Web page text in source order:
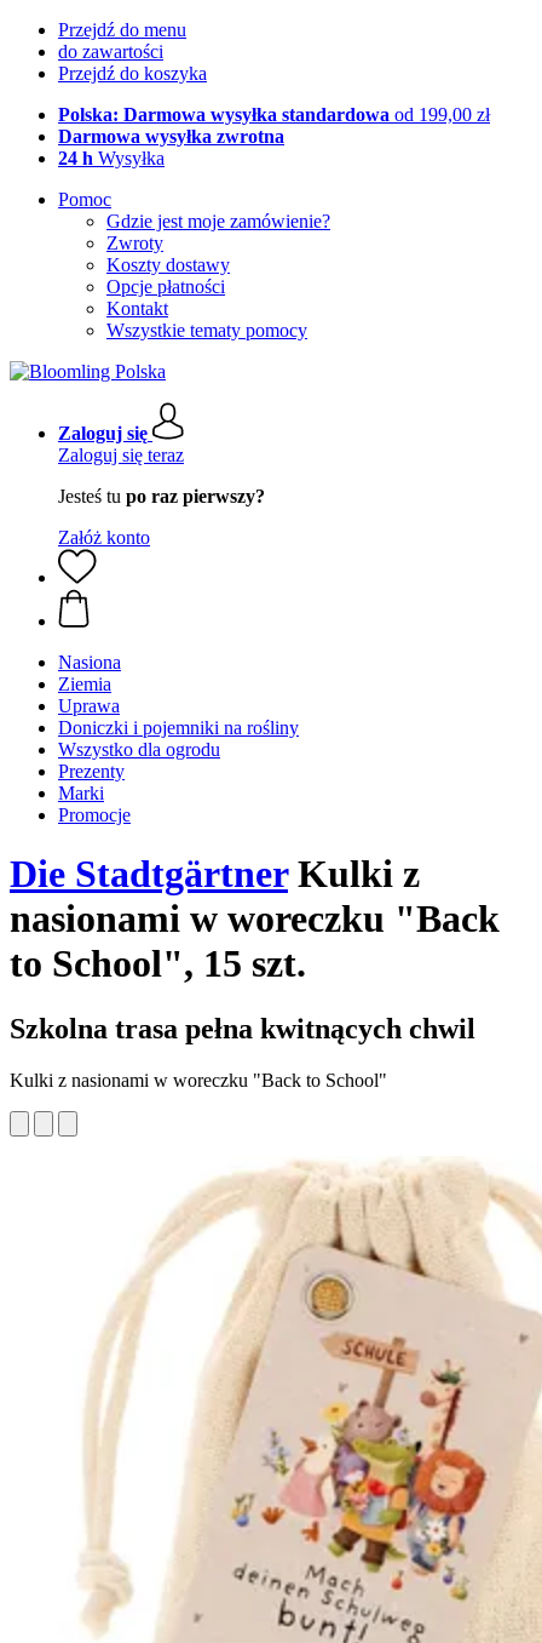
Przejdź do menu
do zawartości
Przejdź do koszyka
Polska: Darmowa wysyłka standardowa od 199,00 zł
Darmowa wysyłka zwrotna
24 h Wysyłka
Pomoc
Gdzie jest moje zamówienie?
Zwroty
Koszty dostawy
Opcje płatności
Kontakt
Wszystkie tematy pomocy
Zaloguj się
Zaloguj się teraz
Jesteś tu po raz pierwszy?
Załóż konto
Nasiona
Ziemia
Uprawa
Doniczki i pojemniki na rośliny
Wszystko dla ogrodu
Prezenty
Marki
Promocje
Die StadtgärtnerKulki z
nasionami w woreczku "Back
to School", 15 szt.
Szkolna trasa pełna kwitnących chwil
Kulki z nasionami w woreczku "Back to School"